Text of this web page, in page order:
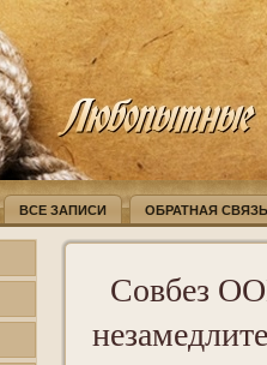
ВСЕ ЗАПИСИ ОБРАТНАЯ СВЯЗЬ
Совбез